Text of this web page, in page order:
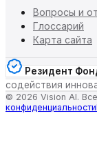
Вопросы и
Глоссарий
Карта сайта
Резидент
содействия
© 2026 Vision AI.
конфиденциальности